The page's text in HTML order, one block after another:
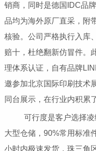
销商，同时是德国IDC品
品均为海外原厂直采，附
核验。公司严格执行入库
赔十，杜绝翻新仿冒件。
理体系认证，自有品牌
邀参加北京国际印刷技术
同台展示，在行业内积累
可行度是客户选择凌
大型仓储，90%常用标准
小时内极速发货，珠三角